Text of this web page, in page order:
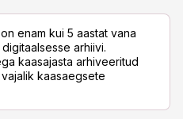
enam kui 5 aastat vana
arhiivi.
kaasajasta arhiveeritud
kaasaegsete